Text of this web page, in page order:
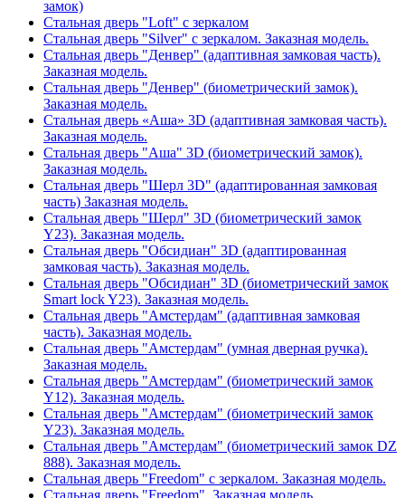
замок)
Стальная дверь "Loft" с зеркалом
Стальная дверь "Silver" с зеркалом. Заказная модель.
Стальная дверь "Денвер" (адаптивная замковая часть).
Заказная модель.
Стальная дверь "Денвер" (биометрический замок).
Заказная модель.
Стальная дверь «Аша» 3D (адаптивная замковая часть).
Заказная модель.
Стальная дверь "Аша" 3D (биометрический замок).
Заказная модель.
Стальная дверь "Шерл 3D" (адаптированная замковая
часть) Заказная модель.
Стальная дверь "Шерл" 3D (биометрический замок
Y23). Заказная модель.
Стальная дверь "Обсидиан" 3D (адаптированная
замковая часть). Заказная модель.
Стальная дверь "Обсидиан" 3D (биометрический замок
Smart lock Y23). Заказная модель.
Стальная дверь "Амстердам" (адаптивная замковая
часть). Заказная модель.
Стальная дверь "Амстердам" (умная дверная ручка).
Заказная модель.
Стальная дверь "Амстердам" (биометрический замок
Y12). Заказная модель.
Стальная дверь "Амстердам" (биометрический замок
Y23). Заказная модель.
Стальная дверь "Амстердам" (биометрический замок DZ
888). Заказная модель.
Стальная дверь "Freedom" с зеркалом. Заказная модель.
Стальная дверь "Freedom". Заказная модель.